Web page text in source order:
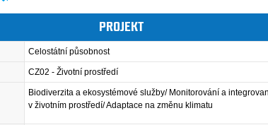
PROJEKT
Celostátní působnost
CZ02 - Životní prostředí
Biodiverzita a ekosystémové služby/ Monitorování a
v životním prostředí/ Adaptace na změnu klimatu